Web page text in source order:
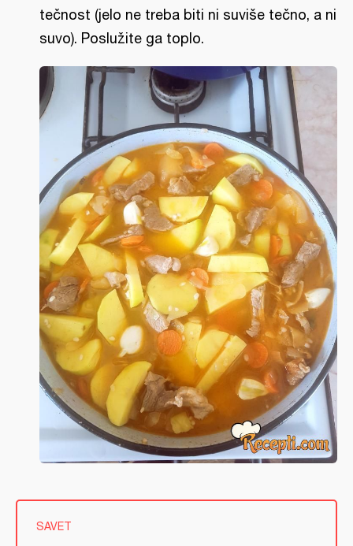
tečnost (jelo ne treba biti ni suviše tečno, a ni
suvo). Poslužite ga toplo.
SAVET